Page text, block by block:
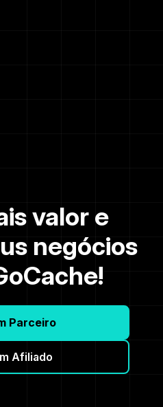
valor e
negócios
Parceiro
Afiliado